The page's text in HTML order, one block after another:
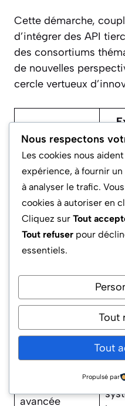
Cette démarche,
d’intégrer des API
des consortiums
de nouvelles
cercle vertueux
différenciant
Parcours
personnalisé
(âge,
des
avancée
Nous respectons
Les cookies nous
expérience, à fournir
à analyser le trafic.
cookies à autoriser en
Cliquez sur Tout
Tout refuser pour
essentiels.
Tout
Tout
Propulsé par